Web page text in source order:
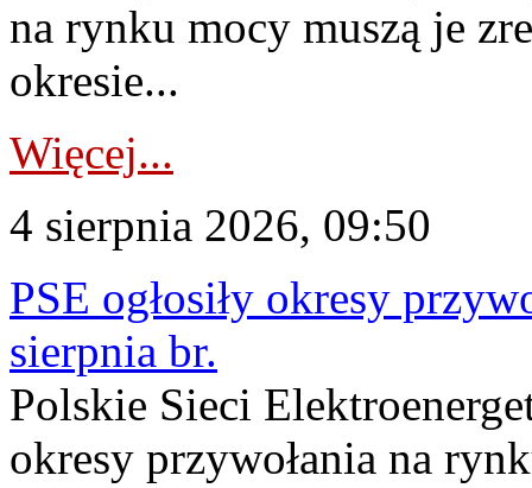
na rynku mocy muszą je
okresie...
Więcej...
4 sierpnia 2026, 09:50
PSE ogłosiły okresy
sierpnia br.
Polskie Sieci
okresy przywołania na